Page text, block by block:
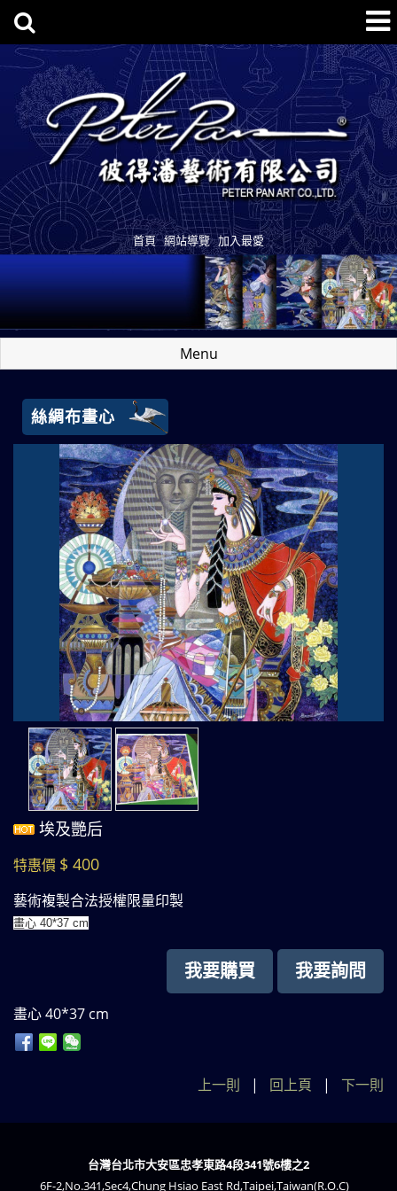
首頁 網站導覽 加入最愛
Menu
絲綢布畫心
埃及艷后
特惠價 $ 400
藝術複製合法授權限量印製
畫心 40*37 cm
我要購買 我要詢問
畫心 40*37 cm
上一則 | 回上頁 | 下一則
台灣台北市大安區忠孝東路4段341號6樓之2
6F-2,No.341,Sec4,Chung Hsiao East Rd,Taipei,Taiwan(R.O.C)